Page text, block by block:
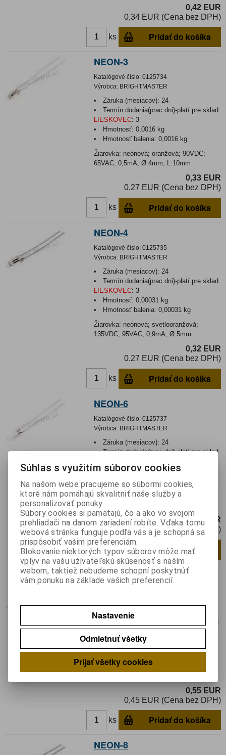
0,42 EUR
0,34 EUR (Cena bez DPH)
ks Pridať do košíka
NEON-3
Katalógové číslo: 0125734
Výrobca: BRIGHTMASTER
Záruka (mesiacov): 24
Termín dodania(prac.dni)-platí pre sklad
LIESKOVEC: 3
Hmotnosť:0,0016 kg
Hmotnosť balenia:0,0016 kg
Žiarovka: neónová; oranžová; 90VDC;
65VAC; 0,5mA; Ø:4mm; L:10mm
0,33 EUR
0,27 EUR (Cena bez DPH)
ks Pridať do košíka
NEON-4
Katalógové číslo: 0125735
Výrobca: BRIGHTMASTER
Záruka (mesiacov): 24
Termín dodania(prac.dni)-platí pre sklad
LIESKOVEC: 3
Hmotnosť:0,00031 kg
Hmotnosť balenia:0,00031 kg
Žiarovka: neónová; svetlooranžová;
135VDC; 95VAC; 0,9mA; Ø:5mm
0,32 EUR
0,27 EUR (Cena bez DPH)
ks Pridať do košíka
NEON-6
Katalógové číslo: 0125737
Výrobca: BRIGHTMASTER
Záruka (mesiacov): 24
Termín dodania(prac.dni)-platí pre sklad
Hmotnosť:0,00017 kg
Hmotnosť balenia:
0,00017 kg
Žiarovka: neónová; zelený; 105VDC;
80VAC; 0,9mA; Ø:4mm; L:10mm
0,58 EUR
0,48 EUR (Cena bez DPH)
ks Pridať do košíka
NEON-7
Záruka (mesiacov):
Termín dodania(prac.dni)-platí pre sklad
Hmotnosť:0,00038 kg
Hmotnosť balenia:0,00038 kg
Žiarovka: neónová; zelený; 105VDC;
0,55 EUR
0,45 EUR (Cena bez DPH)
ks Pridať do košíka
NEON-8
Súhlas s využitím súborov cookies
Na našom webe pracujeme so súbormi cookies,
ktoré nám pomáhajú skvalitniť naše služby a
personalizovať ponuky.
Súbory cookies si pamätajú, čo a ako vo svojom
prehliadači na danom zariadení robíte. Vďaka tomu
webová stránka funguje podľa vás a je schopná sa
prispôsobiť vašim preferenciám.
Blokovanie niektorých typov súborov môže mať
vplyv na vašu užívateľskú skúsenosť s naším
webom, taktiež nebudeme schopní poskytnúť
vám ponuku na základe vašich preferencií.
Nastavenie
Odmietnuť všetky
Prijať všetky cookies